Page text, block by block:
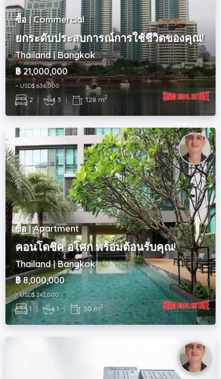
ซื้อ | Commercial
ยกระดับประสบการณ์การใช้ชีวิตของคุณ!
Thailand | Bangkok
฿ 21,000,000
~ USD$ 636,000
2 | 3 | 128 m2
ซื้อ | Apartment
คอนโดชิค อโศก พร้อมต้อนรับคุณ!
Thailand | Bangkok
฿ 8,000,000
~ USD$ 242,000
1 | 1 | 50 m2